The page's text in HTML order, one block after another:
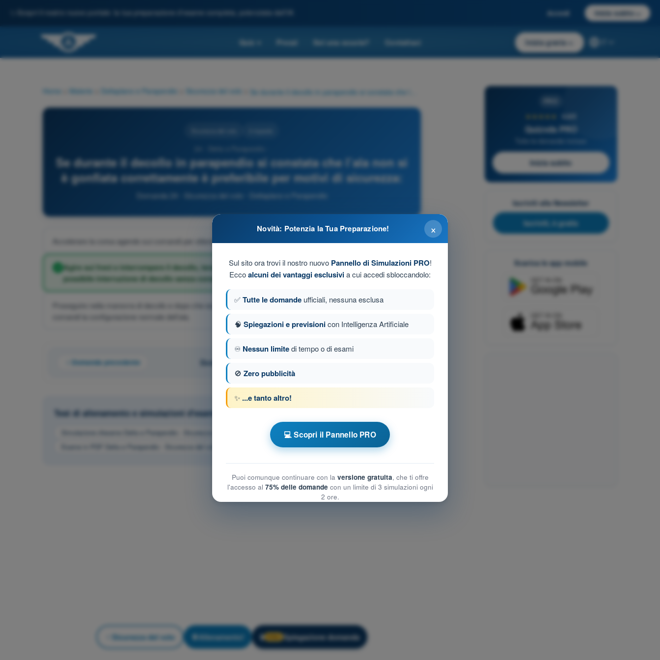
Scopri il nostro nuovo portale: la tua preparazione d'esame completa, potenziata dall'IA Accedi Inizia subito
Quiz Prezzi Sei una scuola? Contattaci Inizia gratis
Home Materie Deltaplano e Parapendio Sicurezza del volo
Se durante il decollo in parapendio si constata che l’ala non si
è gonfiata correttamente è preferibile per motivi di sicurezza:
Domanda 24 - Sicurezza del volo - Deltaplano e Parapendio
Accelerare la corsa agendo sui comandi per ottenere il corretto gonfiaggio prima dello stacco.
Agire sui freni e interrompere il decollo, tenendo presente che il parapendio offre il vantaggio di una
possibile interruzione di decollo senza conseguenze.
Proseguire nella manovra di decollo e dopo che esso è avvenuto ripristinare per prima cosa con l’uso dei
comandi la configurazione normale dell’ala.
Domanda precedente Domanda 24 di 45
Test di allenamento e simulazioni d'esame a tempo Deltaplano e Parapendio
Simulazione d'esame Delta e Parapendio - Sicurezza del volo
Allenamento Delta e Parapendio - Sicurezza del volo
Esame in PDF Delta e Parapendio - Sicurezza del volo
Sicurezza del volo Allenamento! 🔒 Spiegazione domanda
4,6/5
Quizvds PRO
Inizia subito
Iscriviti alla Newsletter
Iscriviti, è gratis
Scarica le app mobile
×
Novità: Potenzia la Tua Preparazione!
Sul sito ora trovi il nostro nuovo Pannello di Simulazioni PRO!
Eccoalcuni dei vantaggi esclusivia cui accedi sbloccandolo:
✅Tutte le domande ufficiali, nessuna esclusa
🧠 Spiegazioni e previsionicon Intelligenza Artificiale
♾️ Nessun limitedi tempo o di esami
🚫 Zero pubblicità
✨ ...e tanto altro!
💻 Scopri il Pannello PRO
Puoi comunque continuare con la versione gratuita, che ti offre
l'accesso al 75% delle domande con un limite di 3 simulazioni ogni
2 ore.